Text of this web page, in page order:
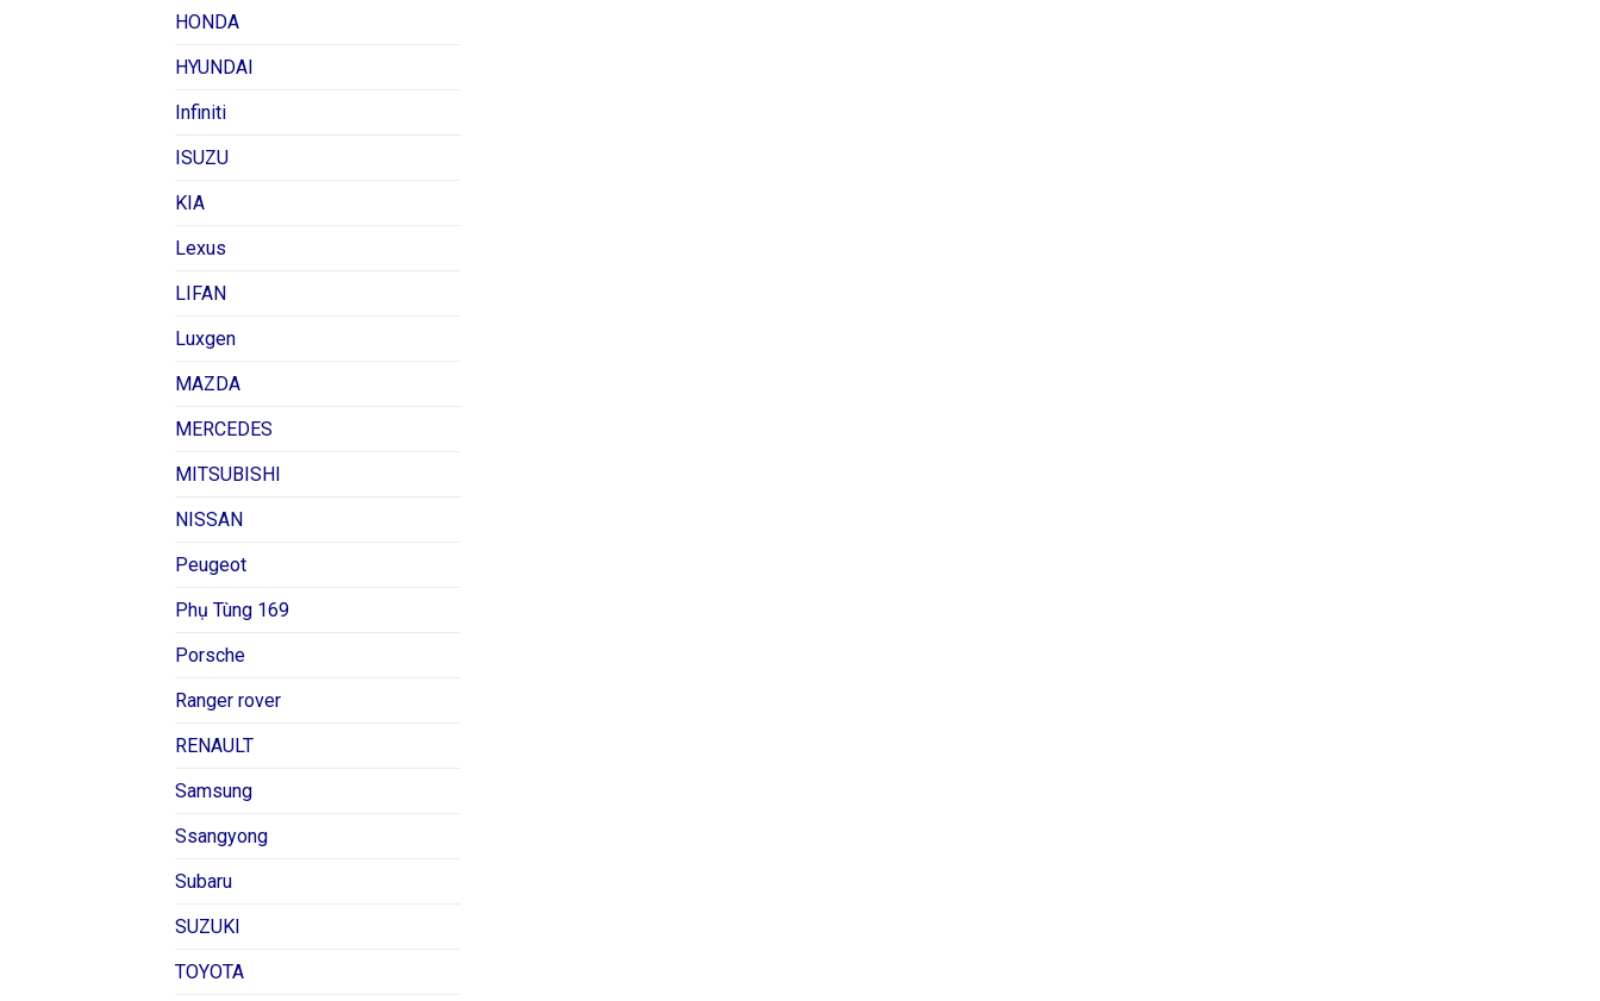
HONDA
HYUNDAI
Infiniti
ISUZU
KIA
Lexus
LIFAN
Luxgen
MAZDA
MERCEDES
MITSUBISHI
NISSAN
Peugeot
Phụ Tùng 169
Porsche
Ranger rover
RENAULT
Samsung
Ssangyong
Subaru
SUZUKI
TOYOTA